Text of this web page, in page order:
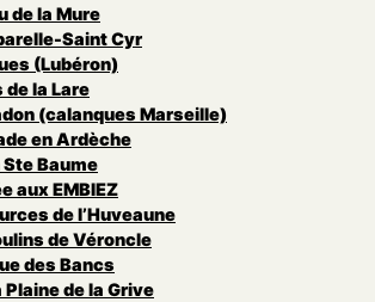
de la Mure
Saint Cyr
(Lubéron)
de la Lare
(calanques Marseille)
en Ardèche
Baume
aux EMBIEZ
de l’Huveaune
de Véroncle
des Bancs
Plaine de la Grive